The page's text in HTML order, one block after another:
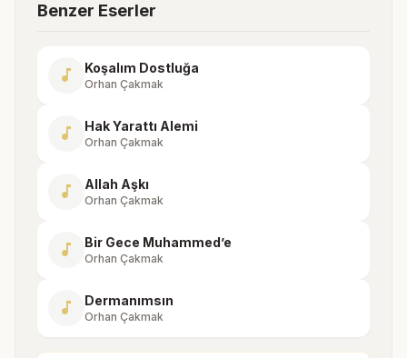
Benzer Eserler
music_note Koşalım Dostluğa
Orhan Çakmak
music_note Hak Yarattı Alemi
Orhan Çakmak
music_note Allah Aşkı
Orhan Çakmak
music_note Bir Gece Muhammed’e
Orhan Çakmak
music_note Dermanımsın
Orhan Çakmak